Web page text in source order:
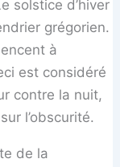
solstice d’hiver
grégorien.
à
est considéré
contre la nuit,
l’obscurité.
de la